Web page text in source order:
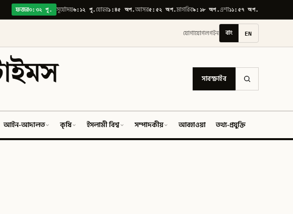
ফজর৩:৩২ পূ. সূর্যোদয়৬:১২ পূ.যোহর১:৪৫ অপ.আসর৫:৫২ অপ.মাগরিব৯:১৮ অপ.এশা১১:৫৭ অপ.
যোগাযোগলগইন বাং EN
সাবস্ক্রাইব
আইন-আদালত কৃষি ইসলামী বিশ্ব সম্পাদকীয় আবহাওয়া তথ্য-প্রযুক্তি